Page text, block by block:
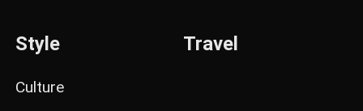
Style
Culture
Travel